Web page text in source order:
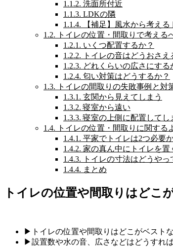
1.1.2. 洗面所付近
1.1.3. LDKの隣
1.1.4. 【補足】風水から考える
1.2. トイレの位置・間取りで考える
1.2.1. いくつ配置するか？
1.2.2. トイレの音はどうおさえ
1.2.3. どれくらいの広さにする
1.2.4. 匂い対策はどうするか？
1.3. トイレの間取りの失敗事例と対
1.3.1. 玄関から見えてしまう
1.3.2. 寝室から遠い
1.3.3. 寝室の上側に配置してし
1.4. トイレの位置・間取りに関する
1.4.1. 平家でトイレは2つ必要
1.4.2. 家の真ん中にトイレを置
1.4.3. トイレの寸法はどうやっ
1.4.4. まとめ
トイレの位置や間取りはどこ
▶︎トイレの位置や間取りはどこがベスト
▶︎設置数や水の音、広さなどはどうすれ